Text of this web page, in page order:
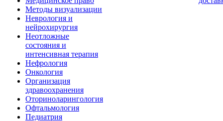
Методы визуализации
Неврология и
нейрохирургия
Неотложные
состояния и
интенсивная терапия
Нефрология
Онкология
Организация
здравоохранения
Оториноларингология
Офтальмология
Педиатрия